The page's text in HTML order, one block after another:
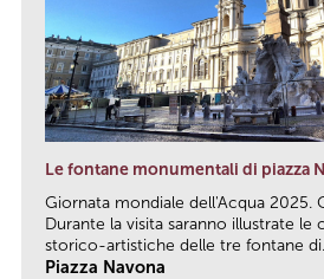
Le fontane monumentali di piazza
Giornata mondiale dell'Acqua 2025.
Durante la visita saranno illustrate le
storico-artistiche delle tre fontane
Piazza Navona